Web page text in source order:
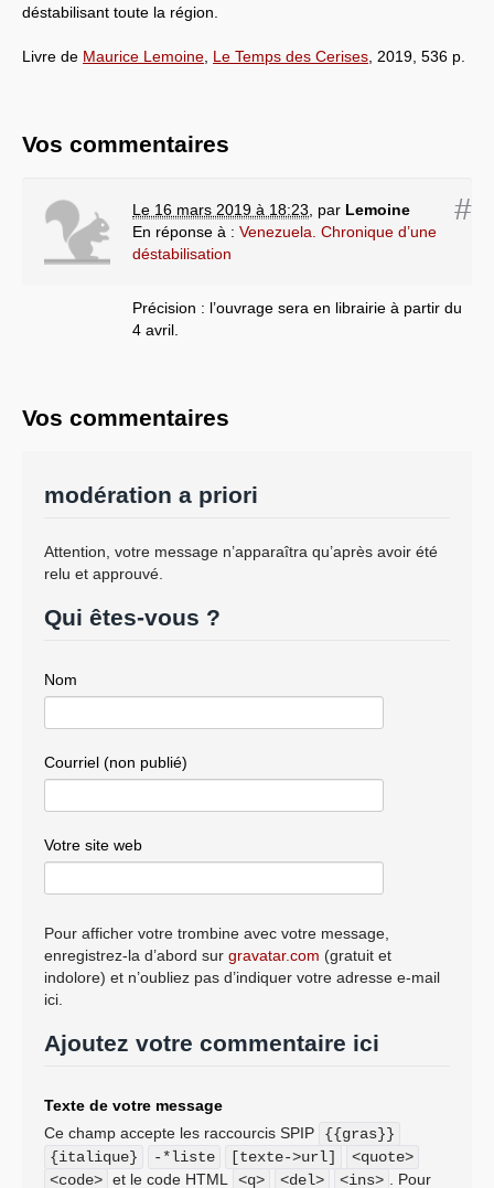
déstabilisant toute la région.
Livre de Maurice Lemoine Le Temps des Cerises , 2019, 536 p.
Vos commentaires
#
Le 16 mars 2019 à 18:23 par Lemoine
En réponse à : Venezuela. Chronique d’une
déstabilisation
Précision : l’ouvrage sera en librairie à partir du
4 avril.
Vos commentaires
modération a priori
Attention, votre message n’apparaîtra qu’après avoir été
relu et approuvé.
Qui êtes-vous ?
Nom
Courriel (non publié)
Votre site web
Pour afficher votre trombine avec votre message,
enregistrez-la d’abord sur gravatar.com (gratuit et
indolore) et n’oubliez pas d’indiquer votre adresse e-mail
ici.
Ajoutez votre commentaire ici
Texte de votre message
Ce champ accepte les raccourcis SPIP
{{gras}}
{italique}
-*liste [texte->url]
<quote>
<code> et le code HTML <q> <del> <ins> . Pour